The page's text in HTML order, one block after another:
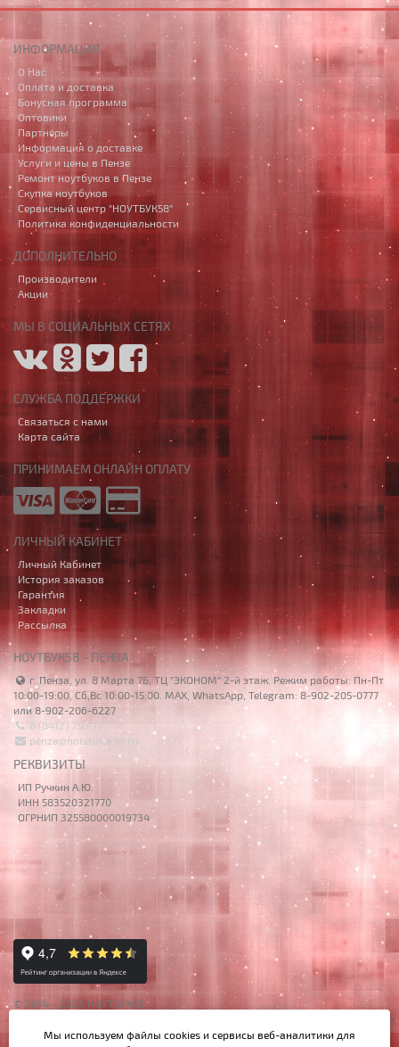
ИНФОРМАЦИЯ
О Нас
Оплата и доставка
Бонусная программа
Оптовики
Партнёры
Информация о доставке
Услуги и цены в Пензе
Ремонт ноутбуков в Пензе
Скупка ноутбуков
Сервисный центр "НОУТБУК58"
Политика конфиденциальности
ДОПОЛНИТЕЛЬНО
Производители
Акции
МЫ В СОЦИАЛЬНЫХ СЕТЯХ
СЛУЖБА ПОДДЕРЖКИ
Связаться с нами
Карта сайта
ПРИНИМАЕМ ОНЛАЙН ОПЛАТУ
ЛИЧНЫЙ КАБИНЕТ
Личный Кабинет
История заказов
Гарантия
Закладки
Рассылка
НОУТБУК58 - ПЕНЗА
г. Пенза, ул. 8 Марта 7Б, ТЦ "ЭКОНОМ" 2-й этаж. Режим работы: Пн-Пт
10:00-19:00, Сб,Вс 10:00-15:00. MAX, WhatsApp, Telegram: 8-902-205-0777
или 8-902-206-6227
8 (8412) 750-777
penza@notebook58.ru
РЕКВИЗИТЫ
ИП Ручкин А.Ю.
ИНН 583520321770
ОГРНИП 325580000019734
© 2014 – 2026 НОУТБУК58
материалы и цены на сайте не являются публичной офертой,
Мы используем файлы cookies и сервисы веб-аналитики для